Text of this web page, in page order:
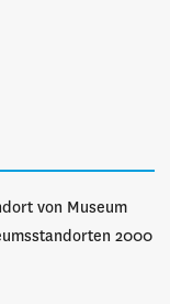
von Museum
2000